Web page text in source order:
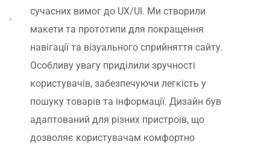
сучасних вимог до UX/UI. Ми створили
макети та прототипи для покращення
навігації та візуального сприйняття сайту.
Особливу увагу приділили зручності
користувачів, забезпечуючи легкість у
пошуку товарів та інформації. Дизайн був
адаптований для різних пристроїв, що
дозволяє користувачам комфортно